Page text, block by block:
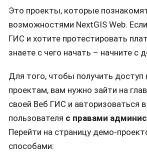
Это проекты, которые
возможностями NextGIS Web.
ГИС и хотите протестировать
знаете с чего начать – начните с
Для того, чтобы получить доступ
проектам, вам нужно зайти на
своей Веб ГИС и авторизоваться
пользователя с правами
Перейти на страницу демо-
способами: